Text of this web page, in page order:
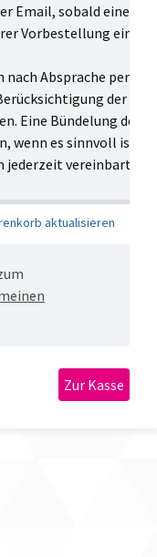
Email, sobald einer
Vorbestellung
Absprache per
der
Eine Bündelung des
wenn es sinnvoll ist,
jederzeit vereinbart